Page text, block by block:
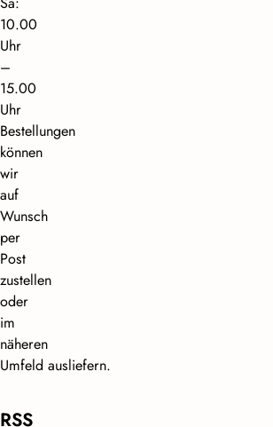
10.00
Uhr
–
15.00
Uhr
Bestellungen
können
wir
auf
Wunsch
per
Post
zustellen
oder
im
näheren
Umfeld ausliefern.
RSS